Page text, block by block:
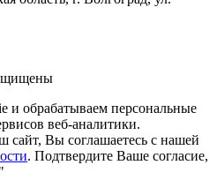
и обрабатываем персональные
веб-аналитики.
сайт, Вы соглашаетесь с нашей
. Подтвердите Ваше согласие,